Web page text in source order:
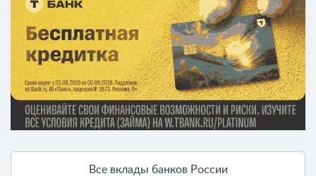
Все вклады банков России